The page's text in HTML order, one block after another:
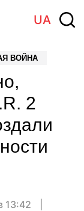
UA
ВОЙНА
2
13:42